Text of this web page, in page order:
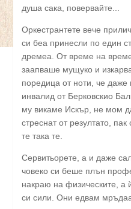
душа сака, повервайте...
Оркестрантете вече
си беа принесли по един
дремеа. От време на
заапваше мущуко и
поредица от ноти, че
инвалид от Берковскио
му викаме Искър, не мом
стреснат от резултато,
те така те.
Сервитьорете, а и даже
човеко си беше плън
накраю на физическите, а
си сили. Они едвам